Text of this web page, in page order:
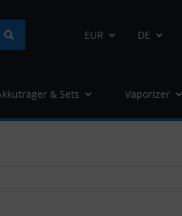
EUR DE
& Sets Vaporizer